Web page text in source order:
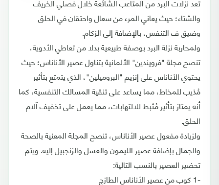
والشتاء؛ حيث يعاني المرء من سعال واحتقان في الحلق
وضيق ف التنفس، بالإضافة إلى الزكام.
ولمحاربة نزلة البرد بوصفة طبيعية بدلا من تعاطي الأدوية،
تنصح مجلة "فرويندين" الألمانية بتناول عصير الأناناس؛ حيث
يحتوي الأناناس على إنزيم "البروميلين"، الذي يتمتع بتأثير
مُذيب للمخاط، مما يساعد على تنقية المسالك التنفسية، كما
أنه يمتاز بتأثير مُثبط للالتهابات، مما يعمل على تخفيف آلام
الحلق.
ولزيادة مفعول عصير الأناناس، تنصح المجلة المعنية بالصحة
والجمال بإضافة عصير الليمون والعسل والزنجبيل إليه. ويتم
تحضير العصير بالنسب التالية:
-1 كوب من عصير الأناناس الطازج